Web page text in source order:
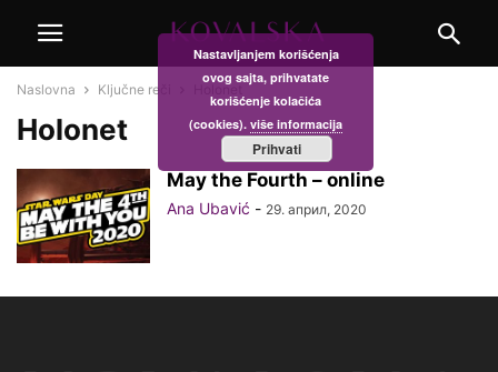
Naslovna Ključne reči Holonet
Holonet
May the Fourth – online
Ana Ubavić - 29. април, 2020
Nastavljanjem korišćenja
ovog sajta, prihvatate
korišćenje kolačića
(cookies). više informacija
Prihvati